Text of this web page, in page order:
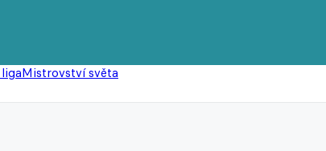
Mistrovství světa